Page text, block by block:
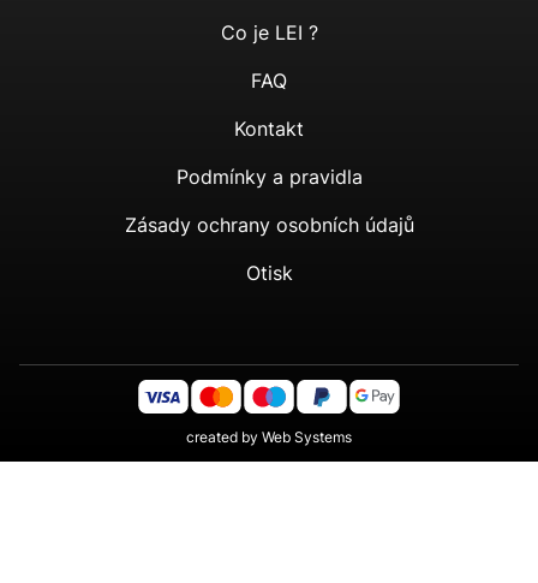
Co je LEI ?
FAQ
Kontakt
Podmínky a pravidla
Zásady ochrany osobních údajů
Otisk
created by Web Systems